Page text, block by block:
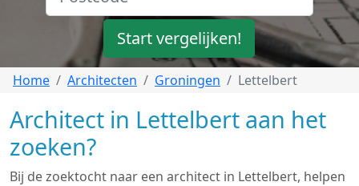
Start vergelijken!
Home Architecten Groningen Lettelbert
Architect in Lettelbert aan het
zoeken?
Bij de zoektocht naar een architect in Lettelbert, helpen